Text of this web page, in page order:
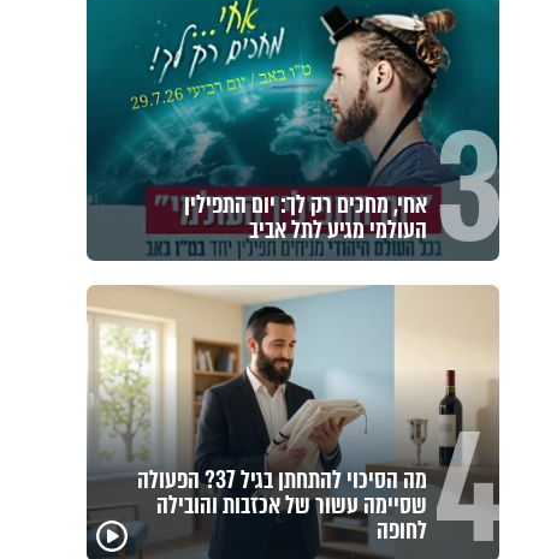
3 אחי, מחכים רק לך: יום התפילין
העולמי מגיע לתל אביב
4 מה הסיכוי להתחתן בגיל 37? הפעולה
שסיימה עשור של אכזבות והובילה
לחופה
גם השולחן שבת שאתם